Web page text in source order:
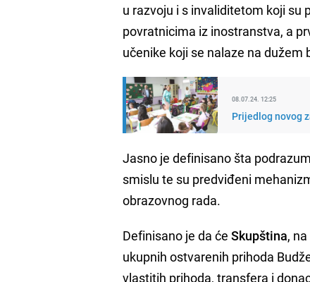
u razvoju i s invaliditetom koji su
povratnicima iz inostranstva, a
učenike koji se nalaze na dužem
08.07.24. 12:25
Prijedlog novog
Jasno je definisano šta
smislu te su predviđeni
obrazovnog rada.
Definisano je da ćeSkupština,
ukupnih ostvarenih prihoda
vlastitih prihoda, transfera i